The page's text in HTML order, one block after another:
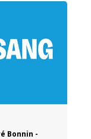
Bonnin -